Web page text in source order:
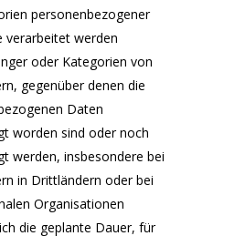
personenbezogener
verarbeitet werden
oder Kategorien von
gegenüber denen die
Daten
worden sind oder noch
werden, insbesondere bei
in Drittländern oder bei
Organisationen
die geplante Dauer, für